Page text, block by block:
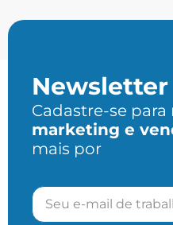
Newsletter
Cadastre-se para
marketing e
mais por